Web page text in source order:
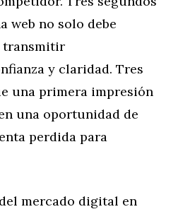
web no solo debe
transmitir
y claridad. Tres
una primera impresión
una oportunidad de
perdida para
mercado digital en